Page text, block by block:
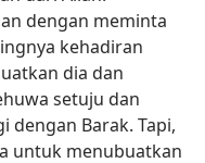
dengan meminta
kehadiran
dia dan
setuju dan
dengan Barak. Tapi,
untuk menubuatkan